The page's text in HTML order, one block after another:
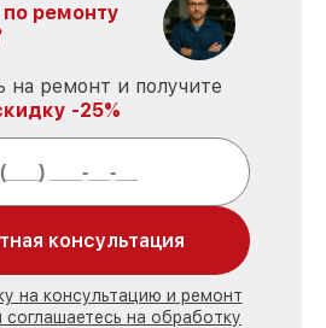
ремонту
на ремонт и получите
-25%
консультация
на консультацию и ремонт
соглашаетесь на обработку